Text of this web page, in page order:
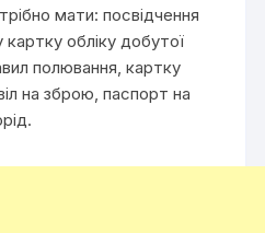
мати: посвідчення
обліку добутої
полювання, картку
на зброю, паспорт на